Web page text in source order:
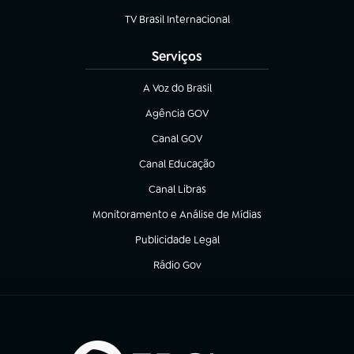
TV Brasil Internacional
(abre em nova aba)
Serviços
A Voz do Brasil
(abre em nova aba)
Agência GOV
(abre em nova aba)
Canal GOV
(abre em nova aba)
Canal Educação
(abre em nova aba)
Canal Libras
(abre em nova aba)
Monitoramento e Análise de Mídias
(abre em nova aba)
Publicidade Legal
(abre em nova aba)
Rádio Gov
(abre em nova aba)